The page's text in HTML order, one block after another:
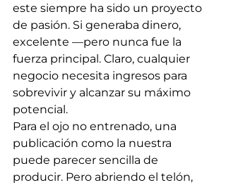
este siempre ha sido un proyecto
de pasión. Si generaba dinero,
excelente —pero nunca fue la
fuerza principal. Claro, cualquier
negocio necesita ingresos para
sobrevivir y alcanzar su máximo
potencial.
Para el ojo no entrenado, una
publicación como la nuestra
puede parecer sencilla de
producir. Pero abriendo el telón,